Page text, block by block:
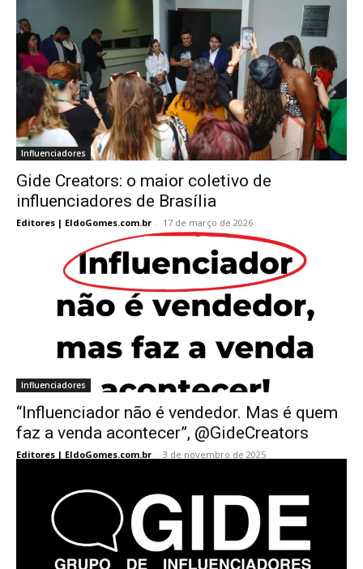
Influenciadores
Gide Creators: o maior coletivo de
influenciadores de Brasília
Editores | EldoGomes.com.br - 17 de março de 2026
Influenciadores
“Influenciador não é vendedor. Mas é quem
faz a venda acontecer”, @GideCreators
Editores | EldoGomes.com.br - 3 de novembro de 2025